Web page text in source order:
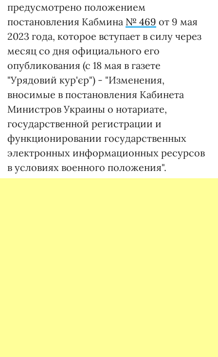
предусмотрено положением
постановления Кабмина № 469 от 9 мая
2023 года, которое вступает в силу через
месяц со дня официального его
опубликования (с 18 мая в газете
"Урядовий кур'єр") - "Изменения,
вносимые в постановления Кабинета
Министров Украины о нотариате,
государственной регистрации и
функционировании государственных
электронных информационных ресурсов
в условиях военного положения".